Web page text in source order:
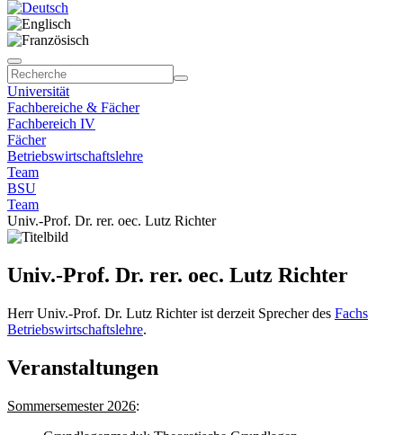
Universität
Fachbereiche & Fächer
Fachbereich IV
Fächer
Betriebswirtschaftslehre
Team
BSU
Team
Univ.-Prof. Dr. rer. oec. Lutz Richter
Univ.-Prof. Dr. rer. oec. Lutz Richter
Herr Univ.-Prof. Dr. Lutz Richter ist derzeit Sprecher des Fachs
Betriebswirtschaftslehre.
Veranstaltungen
Sommersemester 2026: